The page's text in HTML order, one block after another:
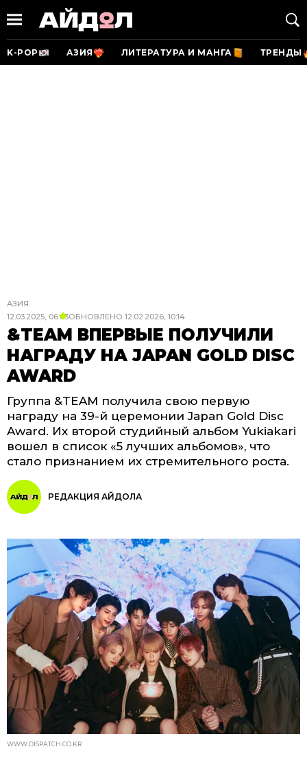
K-POP АЗИЯ ЛИТЕРАТУРА И МАНГА ТРЕНДЫ
АЗИЯ
12.03.2025, 06:03ОБНОВЛЕНО 12.02.2026, 10:14
&TEAM ВПЕРВЫЕ ПОЛУЧИЛИ
НАГРАДУ НА JAPAN GOLD DISC
AWARD
Группа &TEAM получила свою первую
награду на 39-й церемонии Japan Gold Disc
Award. Их второй студийный альбом Yukiakari
вошел в список «5 лучших альбомов», что
стало признанием их стремительного роста.
РЕДАКЦИЯ АЙДОЛА
WWW.DISPATCH.CO.KR